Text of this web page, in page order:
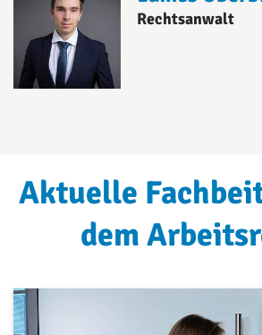
Rechtsanwalt
Aktuelle
dem